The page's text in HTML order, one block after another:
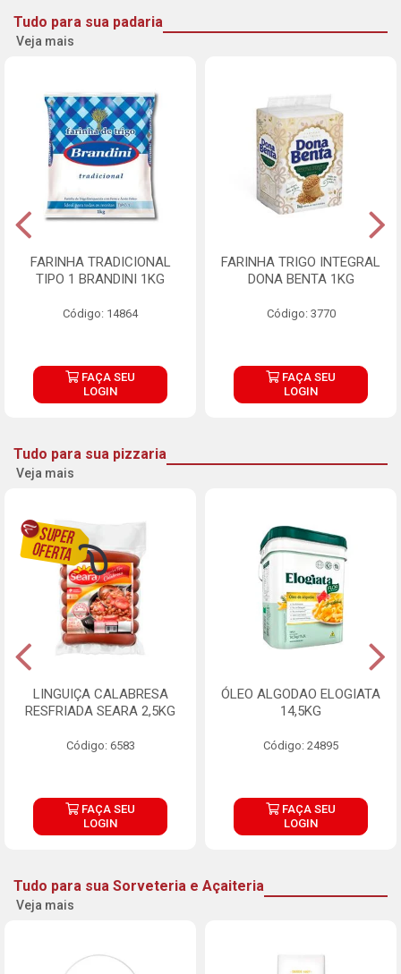
Tudo para sua padaria
Veja mais
FARINHA TRADICIONAL
TIPO 1 BRANDINI 1KG
Código: 14864
FAÇA SEU
LOGIN
FARINHA TRIGO INTEGRAL
DONA BENTA 1KG
Código: 3770
FAÇA SEU
LOGIN
Tudo para sua pizzaria
Veja mais
LINGUIÇA CALABRESA
RESFRIADA SEARA 2,5KG
Código: 6583
FAÇA SEU
LOGIN
ÓLEO ALGODAO ELOGIATA
14,5KG
Código: 24895
FAÇA SEU
LOGIN
Tudo para sua Sorveteria e Açaiteria
Veja mais